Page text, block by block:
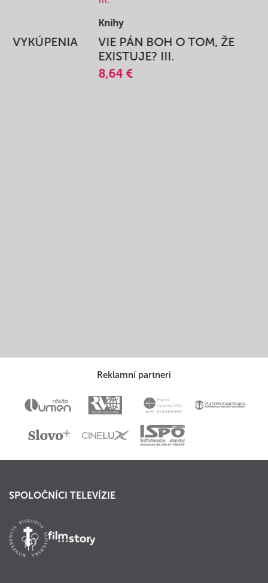
VYKÚPENIA
Knihy
VIE PÁN BOH O TOM, ŽE
EXISTUJE? III.
8,64 €
Reklamní partneri
SPOLOČNÍCI TELEVÍZIE